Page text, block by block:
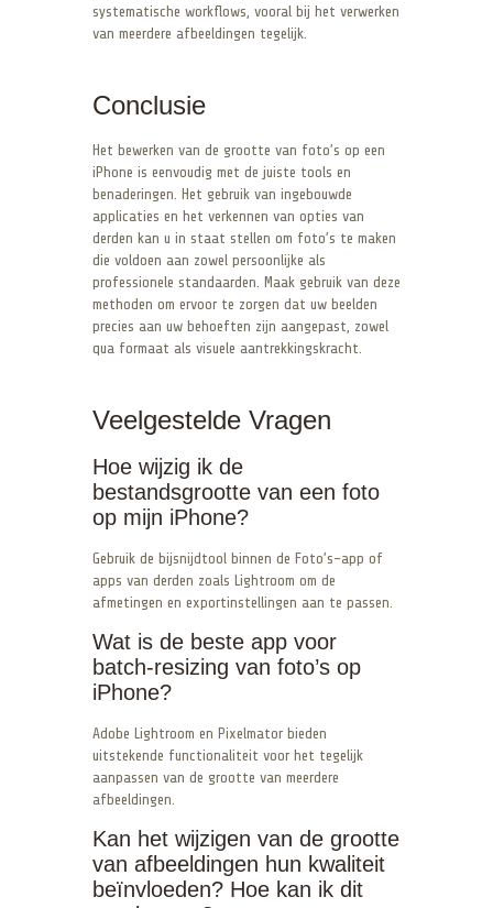
systematische workflows, vooral bij het verwerken
van meerdere afbeeldingen tegelijk.
Conclusie
Het bewerken van de grootte van foto’s op een
iPhone is eenvoudig met de juiste tools en
benaderingen. Het gebruik van ingebouwde
applicaties en het verkennen van opties van
derden kan u in staat stellen om foto’s te maken
die voldoen aan zowel persoonlijke als
professionele standaarden. Maak gebruik van deze
methoden om ervoor te zorgen dat uw beelden
precies aan uw behoeften zijn aangepast, zowel
qua formaat als visuele aantrekkingskracht.
Veelgestelde Vragen
Hoe wijzig ik de
bestandsgrootte van een foto
op mijn iPhone?
Gebruik de bijsnijdtool binnen de Foto’s-app of
apps van derden zoals Lightroom om de
afmetingen en exportinstellingen aan te passen.
Wat is de beste app voor
batch-resizing van foto’s op
iPhone?
Adobe Lightroom en Pixelmator bieden
uitstekende functionaliteit voor het tegelijk
aanpassen van de grootte van meerdere
afbeeldingen.
Kan het wijzigen van de grootte
van afbeeldingen hun kwaliteit
beïnvloeden? Hoe kan ik dit